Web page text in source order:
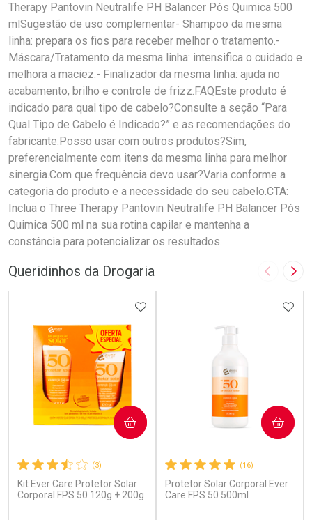
Therapy Pantovin Neutralife PH Balancer Pós Quimica 500
mlSugestão de uso complementar- Shampoo da mesma
linha: prepara os fios para receber melhor o tratamento.-
Máscara/Tratamento da mesma linha: intensifica o cuidado e
melhora a maciez.- Finalizador da mesma linha: ajuda no
acabamento, brilho e controle de frizz.FAQEste produto é
indicado para qual tipo de cabelo?Consulte a seção “Para
Qual Tipo de Cabelo é Indicado?” e as recomendações do
fabricante.Posso usar com outros produtos?Sim,
preferencialmente com itens da mesma linha para melhor
sinergia.Com que frequência devo usar?Varia conforme a
categoria do produto e a necessidade do seu cabelo.CTA:
Inclua o Three Therapy Pantovin Neutralife PH Balancer Pós
Quimica 500 ml na sua rotina capilar e mantenha a
constância para potencializar os resultados.
Queridinhos da Drogaria Imagem
(3)
Kit Ever Care Protetor Solar
Corporal FPS 50 120g + 200g
ADICIONAR AOS FAVORITOS
COMPRAR
(16)
Protetor Solar Corporal Ever
Care FPS 50 500ml
COMPRAR